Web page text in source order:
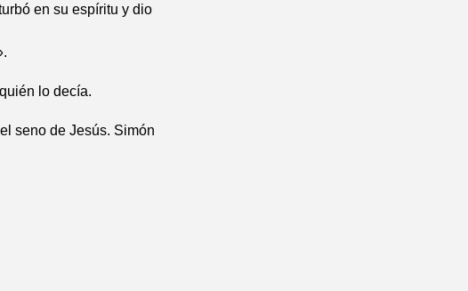
en su espíritu y dio
lo decía.
seno de Jesús. Simón